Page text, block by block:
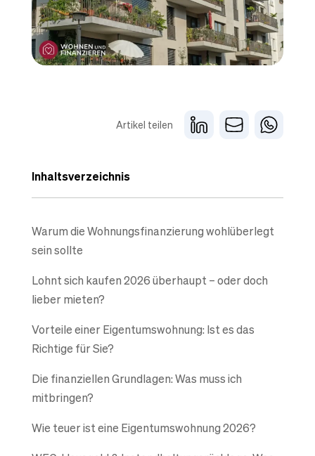
Artikel teilen
Inhaltsverzeichnis
Warum die Wohnungsfinanzierung wohlüberlegt
sein sollte
Lohnt sich kaufen 2026 überhaupt – oder doch
lieber mieten?
Vorteile einer Eigentumswohnung: Ist es das
Richtige für Sie?
Die finanziellen Grundlagen: Was muss ich
mitbringen?
Wie teuer ist eine Eigentumswohnung 2026?